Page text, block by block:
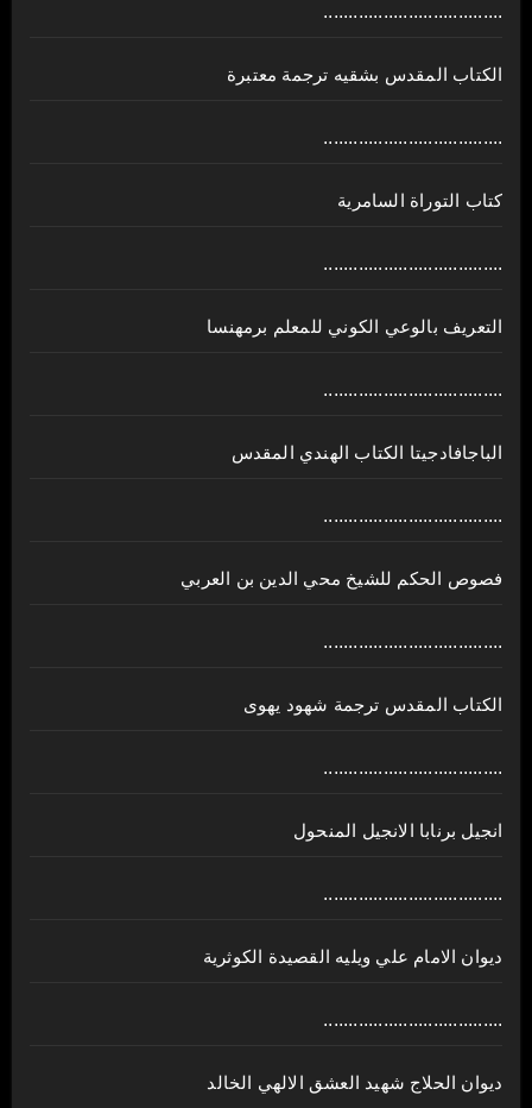
....................................
الكتاب المقدس بشقيه ترجمة معتبرة
....................................
كتاب التوراة السامرية
....................................
ﺍﻟﺘﻌﺮﻳﻒ ﺑﺎﻟﻮﻋﻲ ﺍﻟﻜﻮﻧﻲ للمعلم برمهنسا
....................................
الباجافادجيتا الكتاب الهندي المقدس
....................................
فصوص الحكم للشيخ محي الدين بن العربي
....................................
الكتاب المقدس ترجمة شهود يهوى
....................................
انجيل برنابا الانجيل المنحول
....................................
ديوان الامام علي ويليه القصيدة الكوثرية
....................................
ديوان الحلاج شهيد العشق الالهي الخالد